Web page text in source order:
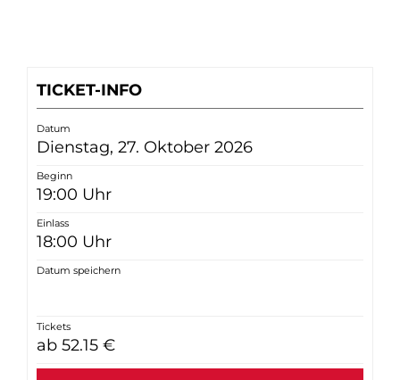
TICKET-INFO
Datum
Dienstag, 27. Oktober 2026
Beginn
19:00 Uhr
Einlass
18:00 Uhr
Datum speichern
Tickets
ab 52.15 €